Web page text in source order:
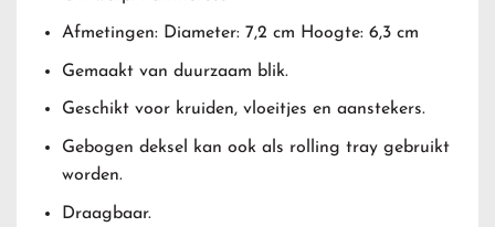
Afmetingen: Diameter: 7,2 cm Hoogte: 6,3 cm
Gemaakt van duurzaam blik.
Geschikt voor kruiden, vloeitjes en aanstekers.
Gebogen deksel kan ook als rolling tray gebruikt
worden.
Draagbaar.